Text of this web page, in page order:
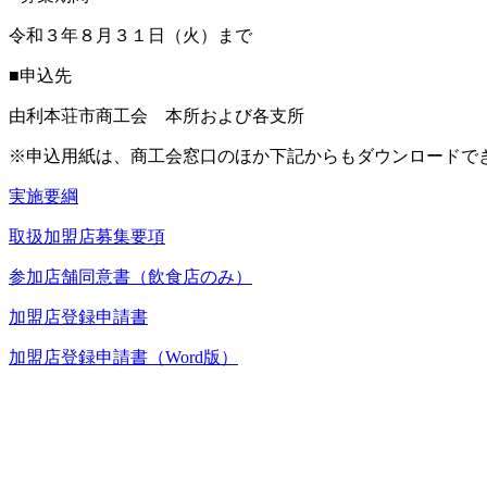
令和３年８月３１日（火）まで
■申込先
由利本荘市商工会 本所および各支所
※申込用紙は、商工会窓口のほか下記からもダウンロードで
実施要綱
取扱加盟店募集要項
参加店舗同意書（飲食店のみ）
加盟店登録申請書
加盟店登録申請書（Word版）